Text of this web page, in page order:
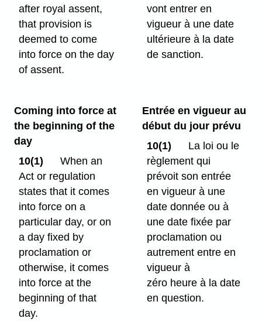
after royal assent,
that provision is
deemed to come
into force on the day
of assent.
vont entrer en
vigueur à une date
ultérieure à la date
de sanction.
Coming into force at
the beginning of the
day
10(1)
When an
Act or regulation
states that it comes
into force on a
particular day, or on
a day fixed by
proclamation or
otherwise, it comes
into force at the
beginning of that
day.
Entrée en vigueur au
début du jour prévu
10(1)
La loi ou le
règlement qui
prévoit son entrée
en vigueur à une
date donnée ou à
une date fixée par
proclamation ou
autrement entre en
vigueur à
zéro heure à la date
en question.